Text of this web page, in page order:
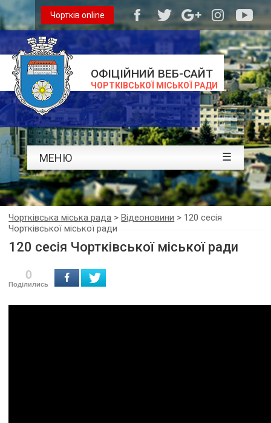
ОФІЦІЙНИЙ ВЕБ-САЙТ
ЧОРТКІВСЬКОЇ МІСЬКОЇ РАДИ
Чортків online
МЕНЮ ☰
Чортківська міська рада >Відеоновини > 120 сесія
Чортківської міської ради
120 сесія Чортківської міської ради
0
Поділились